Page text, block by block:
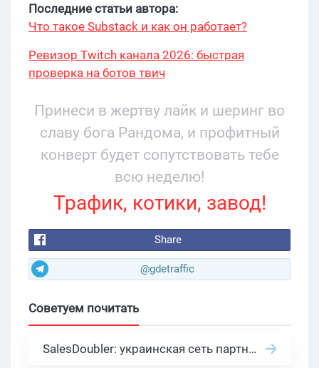
Последние статьи автора:
Что такое Substack и как он работает?
Ревизор Twitch канала 2026: быстрая
проверка на ботов твич
Принеси в жертву лайк и шеринг во
славу бога Рандома, и профитный
конверт будет сопутствовать тебе
всю неделю!
Трафик, котики, завод!
Share
@gdetraffic
Советуем почитать
SalesDoubler: украинская сеть партнерских программ с оплатой за действие